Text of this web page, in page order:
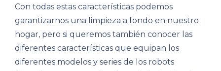
Con todas estas características podemos
garantizarnos una limpieza a fondo en nuestro
hogar, pero si queremos también conocer las
diferentes características que equipan los
diferentes modelos y series de los robots